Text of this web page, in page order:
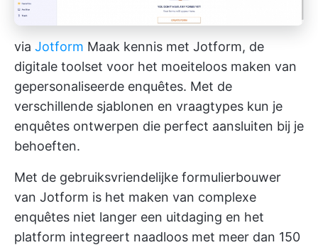
via Jotform Maak kennis met Jotform, de
digitale toolset voor het moeiteloos maken van
gepersonaliseerde enquêtes. Met de
verschillende sjablonen en vraagtypes kun je
enquêtes ontwerpen die perfect aansluiten bij je
behoeften.
Met de gebruiksvriendelijke formulierbouwer
van Jotform is het maken van complexe
enquêtes niet langer een uitdaging en het
platform integreert naadloos met meer dan 150